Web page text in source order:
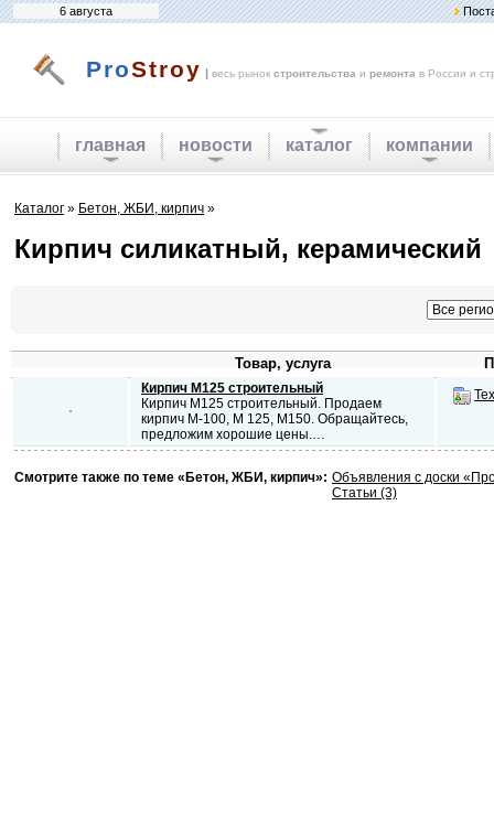
6 августа
ProStroy | весь рынок строительства и ремонта в России и
главная новости каталог компании
Каталог » Бетон, ЖБИ, кирпич »
Кирпич силикатный, керамический
Товар, услуга
Кирпич М125 строительный
Кирпич М125 строительный. Продаем
кирпич М-100, М 125, М150. Обращайтесь,
предложим хорошие цены.…
Смотрите также по теме «Бетон, ЖБИ, кирпич»: Объявления с доски
Статьи (3)